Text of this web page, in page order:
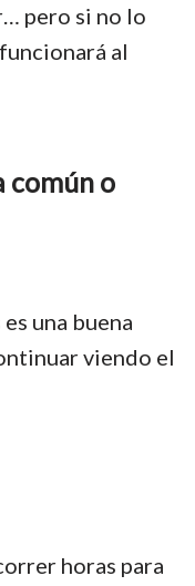
pero si no lo
al
común o
una buena
viendo el
horas para